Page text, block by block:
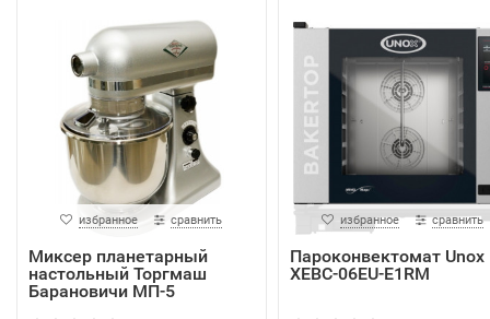
избранное сравнить
Миксер планетарный
настольный Торгмаш
Барановичи МП-5
избранное сравнить
Пароконвектомат Unox
XEBC-06EU-E1RM